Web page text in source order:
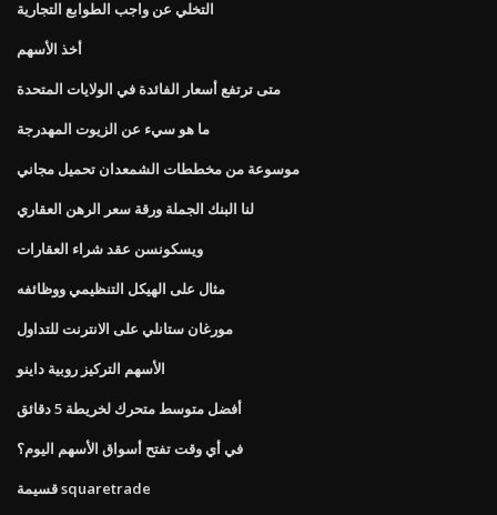
التخلي عن واجب الطوابع التجارية
أخذ الأسهم
متى ترتفع أسعار الفائدة في الولايات المتحدة
ما هو سيء عن الزيوت المهدرجة
موسوعة من مخططات الشمعدان تحميل مجاني
لنا البنك الجملة ورقة سعر الرهن العقاري
ويسكونسن عقد شراء العقارات
مثال على الهيكل التنظيمي ووظائفه
مورغان ستانلي على الانترنت للتداول
الأسهم التركيز روبية داينو
أفضل متوسط ​​متحرك لخريطة 5 دقائق
في أي وقت تفتح أسواق الأسهم اليوم؟
قسيمة squaretrade